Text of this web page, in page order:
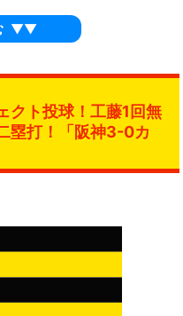
▼▼
クト投球！工藤1回無
塁打！「阪神3-0カ